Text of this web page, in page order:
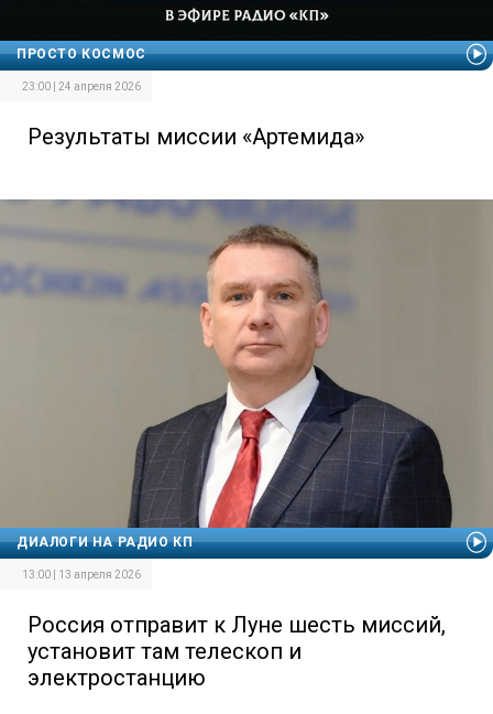
ПРОСТО КОСМОС
23:00 | 24 апреля 2026
Результаты миссии «Артемида»
ДИАЛОГИ НА РАДИО КП
13:00 | 13 апреля 2026
Россия отправит к Луне шесть миссий,
установит там телескоп и
электростанцию